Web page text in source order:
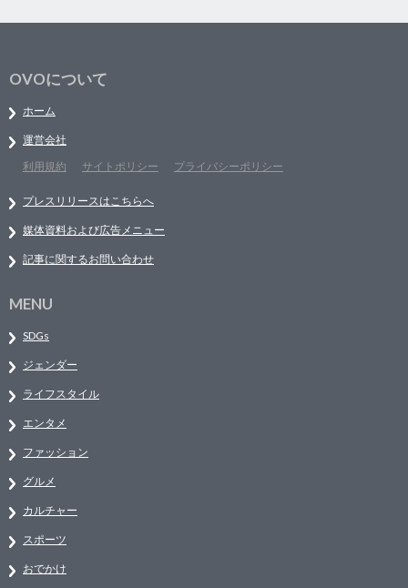
OVOについて
ホーム
運営会社
利用規約
サイトポリシー プライバシーポリシー
プレスリリースはこちらへ
媒体資料および広告メニュー
記事に関するお問い合わせ
MENU
SDGs
ジェンダー
ライフスタイル
エンタメ
ファッション
グルメ
カルチャー
スポーツ
おでかけ